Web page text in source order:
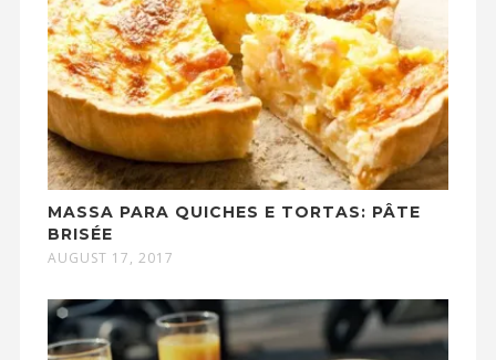
MASSA PARA QUICHES E TORTAS: PÂTE
BRISÉE
AUGUST 17, 2017